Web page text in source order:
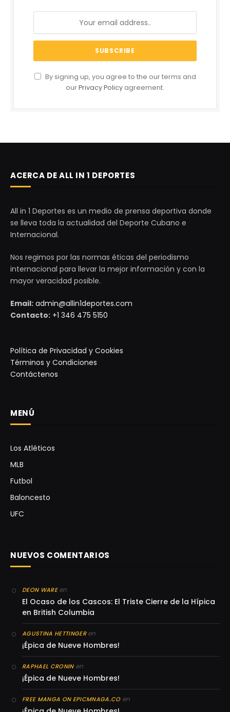
By signing up, you agree to the our terms and
ourPrivacy Policy agreement.
ACERCA DE ALL IN 1 DEPORTES
All in 1 Deportes es un medio de prensa deportiva donde
se lleva toda la actualidad del Deporte Cubano e
Internacional.
Nos regimos por las normas éticas del periodismo
internacional para llevar la mejor información y con la
mayor veracidad posible.
Email: admin@allin1deportes.com
Contacto: +1 346 475 5150
Política de Privacidad y Cookies
Términos y Condiciones
Contáctenos
MENÚ
Los Atléticos
MLB
Futbol
Baloncesto
UFC
NUEVOS COMENTARIOS
DEON WAREen
El Ocaso de los Cascos: El Triste Cierre de la Hípica
en British Columbia
AGUSTINA HETTINGERen
¡Épica de Nueve Hombres!
RAPHAEL CRONINen
¡Épica de Nueve Hombres!
FREE MANGA ON EPICMNAGA.COen